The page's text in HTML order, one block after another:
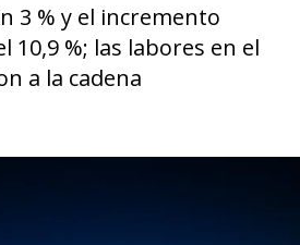
3 % y el incremento
10,9 %; las labores en el
a la cadena